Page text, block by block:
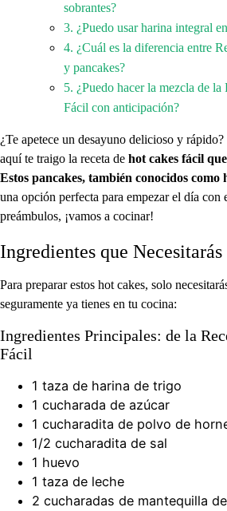
sobrantes?
3. ¿Puedo usar harina integral
4. ¿Cuál es la diferencia entre
y pancakes?
5. ¿Puedo hacer la mezcla de
Fácil con anticipación?
¿Te apetece un desayuno delicioso y
aquí te traigo la receta de hot cakes fácil
Estos pancakes, también conocidos como
una opción perfecta para empezar el día con
preámbulos, ¡vamos a cocinar!
Ingredientes que Necesitarás
Para preparar estos hot cakes, solo
seguramente ya tienes en tu cocina:
Ingredientes Principales: de la
Fácil
1 taza de harina de trigo
1 cucharada de azúcar
1 cucharadita de polvo de
1/2 cucharadita de sal
1 huevo
1 taza de leche
2 cucharadas de mantequilla